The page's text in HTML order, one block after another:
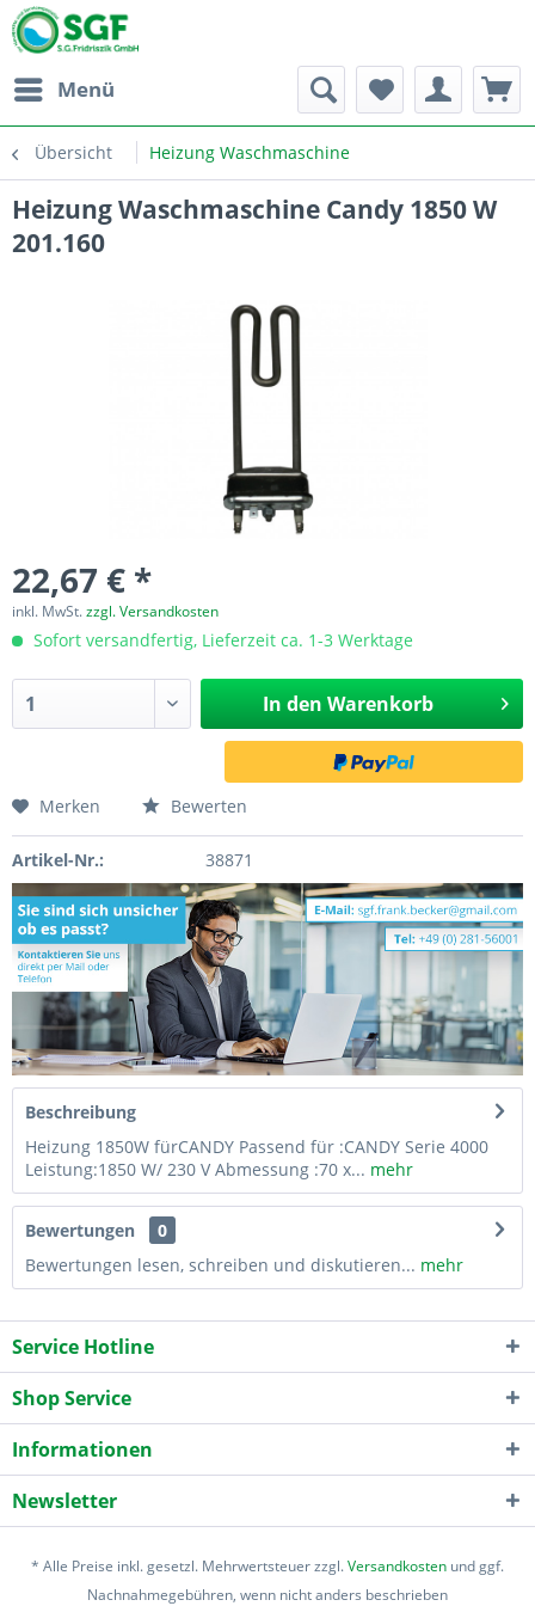
Menü
Übersicht Heizung Waschmaschine
Heizung Waschmaschine Candy 1850 W
201.160
22,67 € *
inkl. MwSt.zzgl. Versandkosten
Sofort versandfertig, Lieferzeit ca. 1-3 Werktage
In den Warenkorb
Merken Bewerten
Artikel-Nr.: 38871
Beschreibung
Heizung 1850W fürCANDY Passend für :CANDY Serie 4000
Leistung:1850 W/ 230 V Abmessung :70 x... mehr
Bewertungen
0
Bewertungen lesen, schreiben und diskutieren... mehr
Service Hotline
Shop Service
Informationen
Newsletter
* Alle Preise inkl. gesetzl. Mehrwertsteuer zzgl.Versandkosten und ggf.
Nachnahmegebühren, wenn nicht anders beschrieben